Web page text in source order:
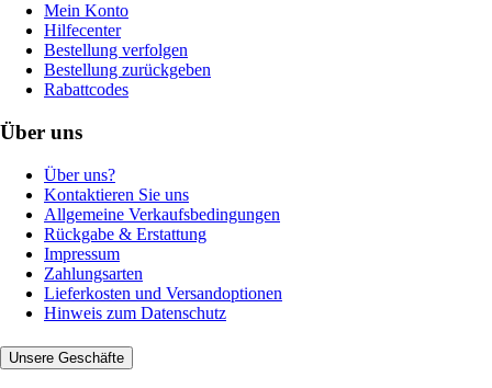
Mein Konto
Hilfecenter
Bestellung verfolgen
Bestellung zurückgeben
Rabattcodes
Über uns
Über uns?
Kontaktieren Sie uns
Allgemeine Verkaufsbedingungen
Rückgabe & Erstattung
Impressum
Zahlungsarten
Lieferkosten und Versandoptionen
Hinweis zum Datenschutz
Unsere Geschäfte